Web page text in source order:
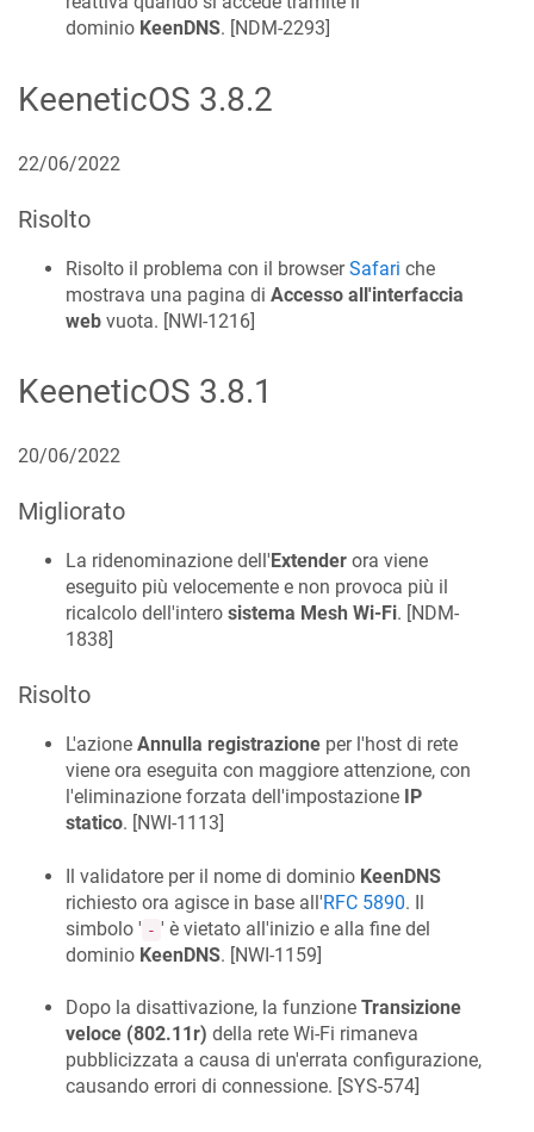
dominio KeenDNS. [NDM-2293]
KeeneticOS 3.8.2
22/06/2022
Risolto
Risolto il problema con il browserSafari che
mostrava una pagina di Accesso all'interfaccia
web vuota. [NWI-1216]
KeeneticOS 3.8.1
20/06/2022
Migliorato
La ridenominazione dell' Extender ora viene
eseguito più velocemente e non provoca più il
ricalcolo dell'intero sistema Mesh Wi-Fi. [NDM-
1838]
Risolto
L'azione Annulla registrazione per l'host di rete
viene ora eseguita con maggiore attenzione, con
l'eliminazione forzata dell'impostazione
IP
statico. [NWI-1113]
Il validatore per il nome di dominio KeenDNS
richiesto ora agisce in base all'RFC 5890. Il
simbolo ' - ' è vietato all'inizio e alla fine del
dominio KeenDNS. [NWI-1159]
Dopo la disattivazione, la funzione Transizione
veloce (802.11r) della rete Wi-Fi rimaneva
pubblicizzata a causa di un'errata configurazione,
causando errori di connessione. [SYS-574]